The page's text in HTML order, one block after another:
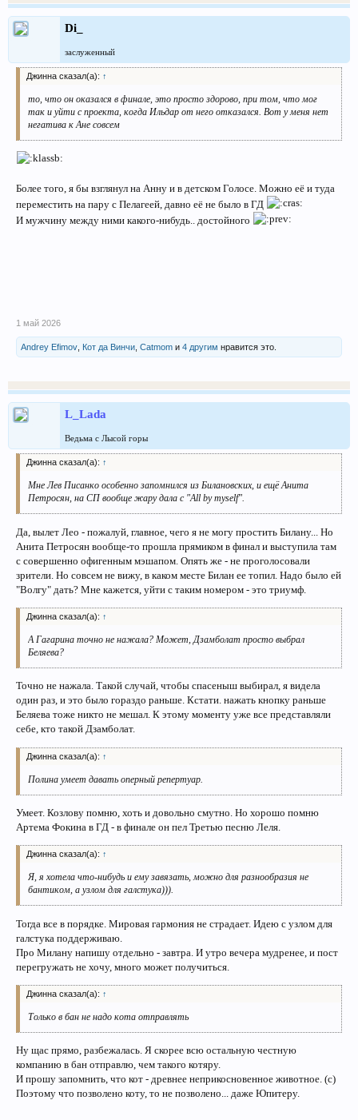
Di_
заслуженный
Джинна сказал(а): ↑
то, что он оказался в финале, это просто здорово, при том, что мог
так и уйти с проекта, когда Ильдар от него отказался. Вот у меня нет
негатива к Ане совсем
Более того, я бы взглянул на Анну и в детском Голосе. Можно её и туда
переместить на пару с Пелагеей, давно её не было в ГД
И мужчину между ними какого-нибудь.. достойного
1 май 2026
Andrey Efimov Кот да Винчи Catmom и 4 другим нравится это.
L_Lada
Ведьма с Лысой горы
Джинна сказал(а): ↑
Мне Лев Писанко особенно запомнился из Билановских, и ещё Анита
Петросян, на СП вообще жару дала с "All by myself".
Да, вылет Лео - пожалуй, главное, чего я не могу простить Билану... Но
Анита Петросян вообще-то прошла прямиком в финал и выступила там
с совершенно офигенным мэшапом. Опять же - не проголосовали
зрители. Но совсем не вижу, в каком месте Билан ее топил. Надо было ей
"Волгу" дать? Мне кажется, уйти с таким номером - это триумф.
Джинна сказал(а): ↑
А Гагарина точно не нажала? Может, Дзамболат просто выбрал
Беляева?
Точно не нажала. Такой случай, чтобы спасеныш выбирал, я видела
один раз, и это было гораздо раньше. Кстати. нажать кнопку раньше
Беляева тоже никто не мешал. К этому моменту уже все представляли
себе, кто такой Дзамболат.
Джинна сказал(а): ↑
Полина умеет давать оперный репертуар.
Умеет. Козлову помню, хоть и довольно смутно. Но хорошо помню
Артема Фокина в ГД - в финале он пел Третью песню Леля.
Джинна сказал(а): ↑
Я, я хотела что-нибудь и ему завязать, можно для разнообразия не
бантиком, а узлом для галстука))).
Тогда все в порядке. Мировая гармония не страдает. Идею с узлом для
галстука поддерживаю.
Про Милану напишу отдельно - завтра. И утро вечера мудренее, и пост
перегружать не хочу, много может получиться.
Джинна сказал(а): ↑
Только в бан не надо кота отправлять
Ну щас прямо, разбежалась. Я скорее всю остальную честную
компанию в бан отправлю, чем такого котяру.
И прошу запомнить, что кот - древнее неприкосновенное животное. (с)
Поэтому что позволено коту, то не позволено... даже Юпитеру.